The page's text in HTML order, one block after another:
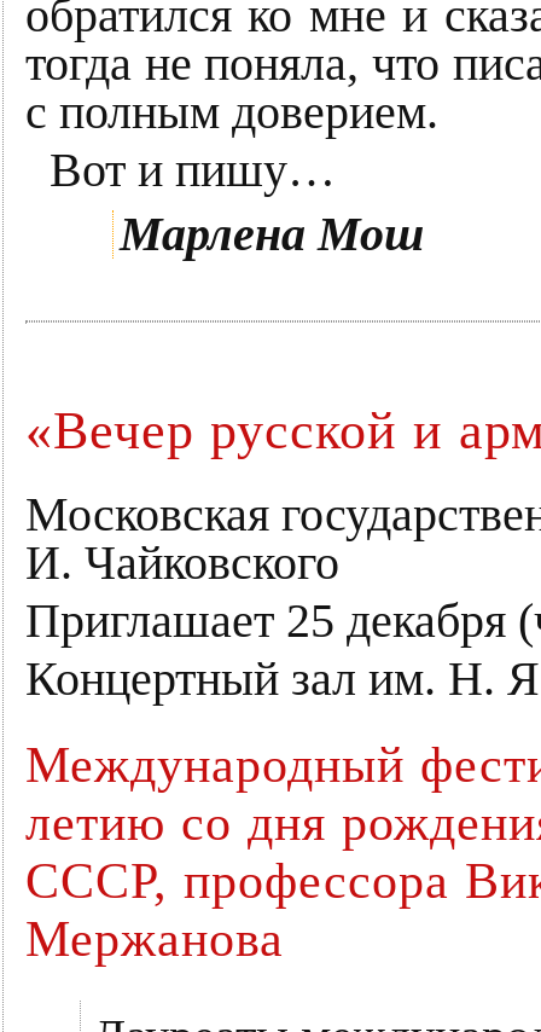
обратился ко мне и
тогда не поняла, что
с полным доверием.
Вот и пишу…
Марлена Мош
«Вечер русской и
Московская
И. Чайковского
Приглашает 25 декабря
Концертный зал им. Н.
Международный
летию со дня
СССР, профессора
Мержанова